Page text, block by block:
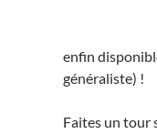
enfin
généraliste) !
Faites un tour